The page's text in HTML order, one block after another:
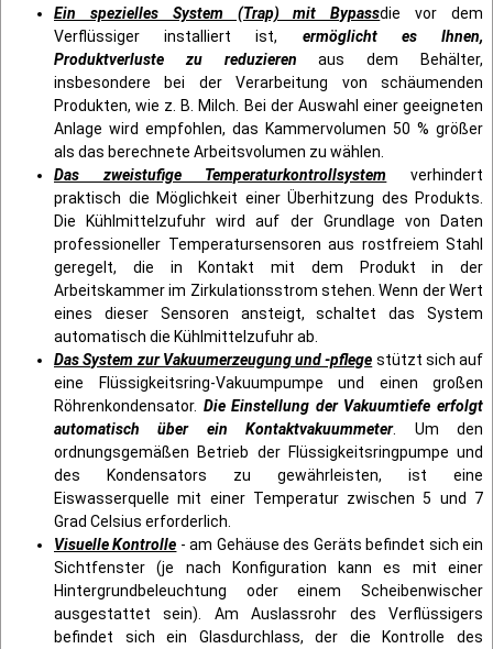
Ein spezielles System (Trap) mit Bypassdie vor dem
Verflüssiger installiert ist, ermöglicht es Ihnen,
Produktverluste zu reduzieren aus dem Behälter,
insbesondere bei der Verarbeitung von schäumenden
Produkten, wie z. B. Milch. Bei der Auswahl einer geeigneten
Anlage wird empfohlen, das Kammervolumen 50 % größer
als das berechnete Arbeitsvolumen zu wählen.
Das zweistufige Temperaturkontrollsystem verhindert
praktisch die Möglichkeit einer Überhitzung des Produkts.
Die Kühlmittelzufuhr wird auf der Grundlage von Daten
professioneller Temperatursensoren aus rostfreiem Stahl
geregelt, die in Kontakt mit dem Produkt in der
Arbeitskammer im Zirkulationsstrom stehen. Wenn der Wert
eines dieser Sensoren ansteigt, schaltet das System
automatisch die Kühlmittelzufuhr ab.
Das System zur Vakuumerzeugung und -pflege stützt sich auf
eine Flüssigkeitsring-Vakuumpumpe und einen großen
Röhrenkondensator. Die Einstellung der Vakuumtiefe erfolgt
automatisch über ein Kontaktvakuummeter. Um den
ordnungsgemäßen Betrieb der Flüssigkeitsringpumpe und
des Kondensators zu gewährleisten, ist eine
Eiswasserquelle mit einer Temperatur zwischen 5 und 7
Grad Celsius erforderlich.
Visuelle Kontrolle - am Gehäuse des Geräts befindet sich ein
Sichtfenster (je nach Konfiguration kann es mit einer
Hintergrundbeleuchtung oder einem Scheibenwischer
ausgestattet sein). Am Auslassrohr des Verflüssigers
befindet sich ein Glasdurchlass, der die Kontrolle des